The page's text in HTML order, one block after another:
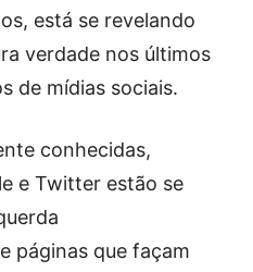
está se revelando
verdade nos últimos
de mídias sociais.
conhecidas,
e Twitter estão se
páginas que façam